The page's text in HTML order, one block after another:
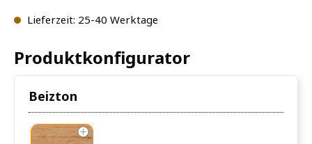
Lieferzeit: 25-40 Werktage
Produktkonfigurator
Beizton